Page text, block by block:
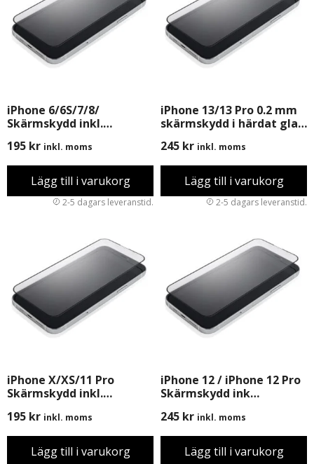
iPhone 6/6S/7/8/
Skärmskydd inkl.
195 kr inkl. moms
Lägg till i varukorg
iPhone 13/13 Pro 0.2 mm
skärmskydd i härdat glas
Montering
245 kr inkl. moms
Lägg till i varukorg
iPhone X/XS/11 Pro
Skärmskydd inkl.
195 kr inkl. moms
Lägg till i varukorg
iPhone 12 / iPhone 12 Pro
Skärmskydd ink
245 kr inkl. moms
Lägg till i varukorg